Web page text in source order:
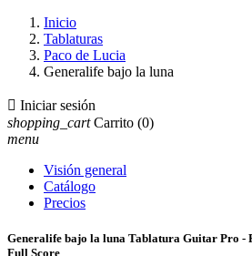
Inicio
Tablaturas
Paco de Lucia
Generalife bajo la luna
 Iniciar sesión
shopping_cart Carrito (0)
menu
Visión general
Catálogo
Precios
Generalife bajo la luna Tablatura Guitar Pro -
Full Score